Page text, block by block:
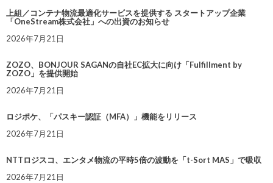
上組／コンテナ物流最適化サービスを提供する スタートアップ企業
「OneStream株式会社」への出資のお知らせ
2026年7月21日
ZOZO、BONJOUR SAGANの自社EC拡大に向け「Fulfillment by
ZOZO」を提供開始
2026年7月21日
ロジポケ、「パスキー認証（MFA）」機能をリリース
2026年7月21日
NTTロジスコ、エンタメ物流の平時5倍の波動を「t-Sort MAS」で吸収
2026年7月21日